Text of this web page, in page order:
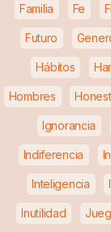
Familia Fe
Futuro
Hábitos
Hombres
Ignorancia
Indiferencia
Inteligencia
Inutilidad